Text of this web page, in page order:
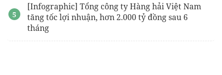
[Infographic] Tổng công ty Hàng hải Việt Nam
tăng tốc lợi nhuận, hơn 2.000 tỷ đồng sau 6
tháng